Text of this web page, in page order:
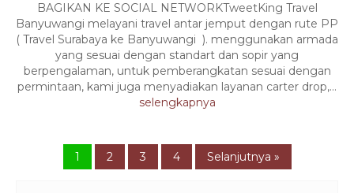
BAGIKAN KE SOCIAL NETWORKTweetKing Travel
Banyuwangi melayani travel antar jemput dengan rute PP
( Travel Surabaya ke Banyuwangi ). menggunakan armada
yang sesuai dengan standart dan sopir yang
berpengalaman, untuk pemberangkatan sesuai dengan
permintaan, kami juga menyadiakan layanan carter drop,...
selengkapnya
1 2 3 4 Selanjutnya »